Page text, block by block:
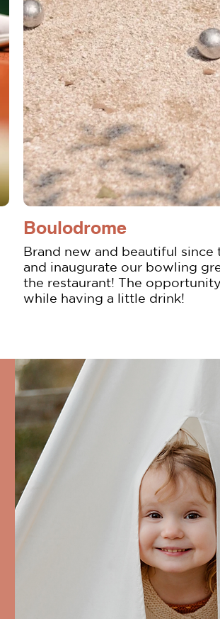
Boulodrome
Brand new and beautiful since
and inaugurate our bowling
the restaurant! The
while having a little drink!